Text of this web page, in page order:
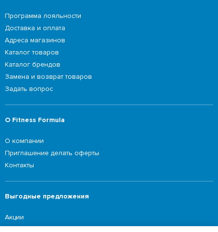
Программа лояльности
Доставка и оплата
Адреса магазинов
Каталог товаров
Каталог брендов
Замена и возврат товаров
Задать вопрос
О Fitness Formula
О компании
Приглашение делать оферты
Контакты
Выгодные предложения
Акции